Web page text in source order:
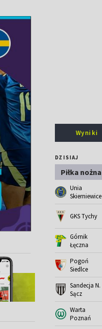
Wyniki
DZISIAJ
Piłka nożna
Unia
Skierniewice
GKS Tychy
Górnik
Łęczna
Pogoń
Siedlce
Sandecja N.
Sącz
Warta
Poznań